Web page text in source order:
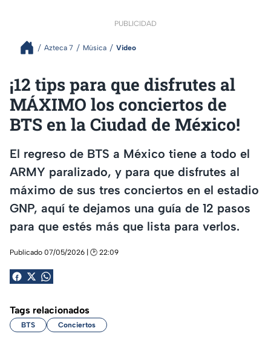
PUBLICIDAD
Azteca 7 Música Video
¡12 tips para que disfrutes al
MÁXIMO los conciertos de
BTS en la Ciudad de México!
El regreso de BTS a México tiene a todo el
ARMY paralizado, y para que disfrutes al
máximo de sus tres conciertos en el estadio
GNP, aquí te dejamos una guía de 12 pasos
para que estés más que lista para verlos.
Publicado 07/05/2026 | 🕑 22:09
Tags relacionados
BTS Conciertos